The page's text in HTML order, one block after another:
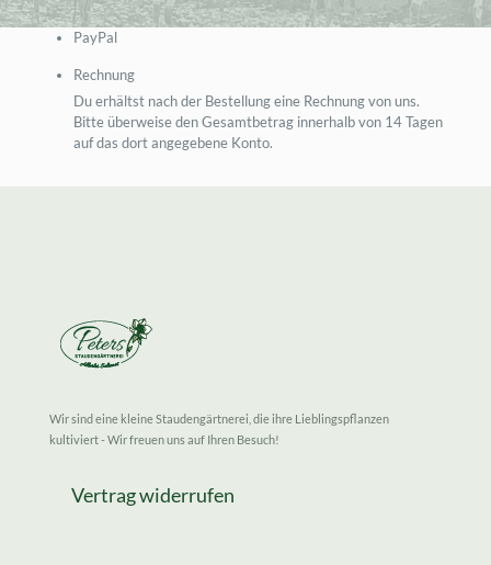
PayPal
Rechnung
Du erhältst nach der Bestellung eine Rechnung von uns.
Bitte überweise den Gesamtbetrag innerhalb von 14 Tagen
auf das dort angegebene Konto.
Wir sind eine kleine Staudengärtnerei, die ihre Lieblingspflanzen
kultiviert - Wir freuen uns auf Ihren Besuch!
Vertrag widerrufen